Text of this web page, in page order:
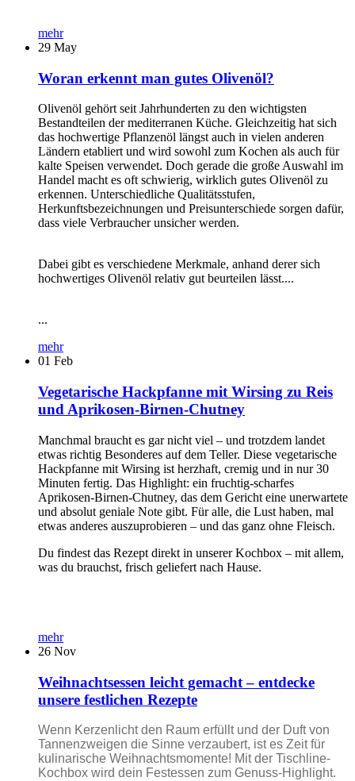
mehr
29 May
Woran erkennt man gutes Olivenöl?
Olivenöl gehört seit Jahrhunderten zu den wichtigsten
Bestandteilen der mediterranen Küche. Gleichzeitig hat sich
das hochwertige Pflanzenöl längst auch in vielen anderen
Ländern etabliert und wird sowohl zum Kochen als auch für
kalte Speisen verwendet. Doch gerade die große Auswahl im
Handel macht es oft schwierig, wirklich gutes Olivenöl zu
erkennen. Unterschiedliche Qualitätsstufen,
Herkunftsbezeichnungen und Preisunterschiede sorgen dafür,
dass viele Verbraucher unsicher werden.
Dabei gibt es verschiedene Merkmale, anhand derer sich
hochwertiges Olivenöl relativ gut beurteilen lässt....
...
mehr
01 Feb
Vegetarische Hackpfanne mit Wirsing zu Reis
und Aprikosen-Birnen-Chutney
Manchmal braucht es gar nicht viel – und trotzdem landet
etwas richtig Besonderes auf dem Teller. Diese vegetarische
Hackpfanne mit Wirsing ist herzhaft, cremig und in nur 30
Minuten fertig. Das Highlight: ein fruchtig-scharfes
Aprikosen-Birnen-Chutney, das dem Gericht eine unerwartete
und absolut geniale Note gibt. Für alle, die Lust haben, mal
etwas anderes auszuprobieren – und das ganz ohne Fleisch.
Du findest das Rezept direkt in unserer Kochbox – mit allem,
was du brauchst, frisch geliefert nach Hause.
mehr
26 Nov
Weihnachtsessen leicht gemacht – entdecke
unsere festlichen Rezepte
Wenn Kerzenlicht den Raum erfüllt und der Duft von
Tannenzweigen die Sinne verzaubert, ist es Zeit für
kulinarische Weihnachtsmomente! Mit der Tischline-
Kochbox wird dein Festessen zum Genuss-Highlight.